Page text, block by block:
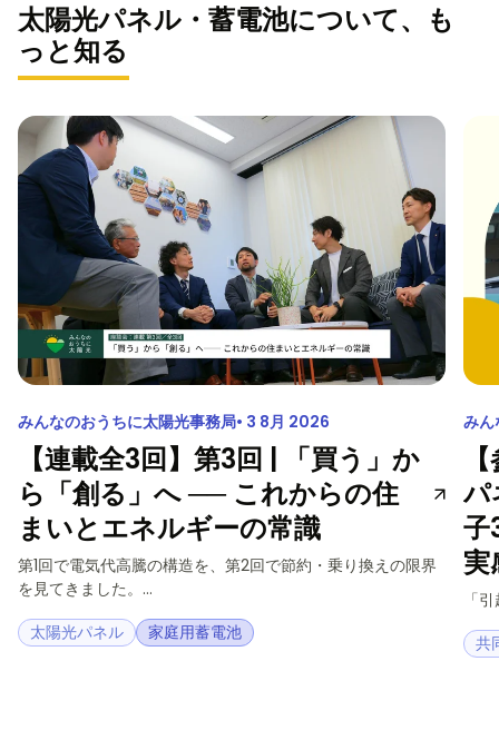
太陽光パネル・蓄電池について、も
っと知る
みんなのおうちに太陽光事務局 3 8月 2026
【連載全3回】第3回 | 「買う」か
ら「創る」へ ── これからの住
まいとエネルギーの常識
第1回で電気代高騰の構造を、第2回で節約・乗り換えの限界
を見てきました。...
太陽光パネル
家庭用蓄電池
みん
パ
子
実
「
共